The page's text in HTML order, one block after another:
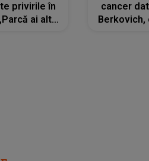
privirile în
ai altă
cancer
Berkovich,